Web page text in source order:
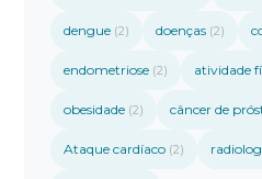
dengue (2) doenças (2)
endometriose (2) atividade
obesidade (2) câncer de
Ataque cardíaco (2)